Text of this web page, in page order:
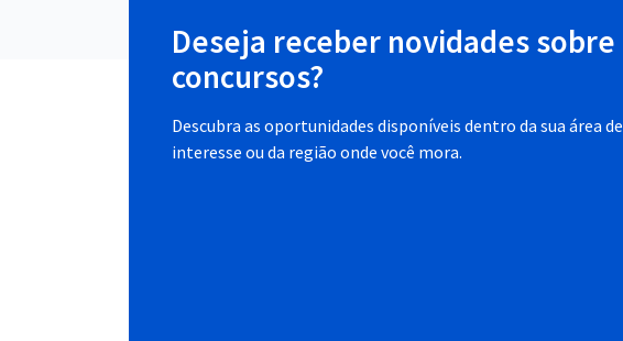
Deseja receber novidades sobre
concursos?
Descubra as oportunidades disponíveis dentro da sua área de
interesse ou da região onde você mora.